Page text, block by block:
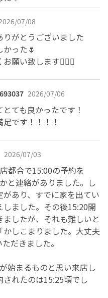
07/08
りがとうございました
った🌷
願い致します🙇🏼‍♀️
2026/07/06
ても良かったです！
です！！！！
2026/07/03
都合で15:00の予約を
と連絡がありました。し
あり、すでに家を出てい
ました。その後15:20開
したが、それも難しいと
しこまりました。大丈夫
だきました。
始まるものと思い来店し
れたのは15:25頃でし